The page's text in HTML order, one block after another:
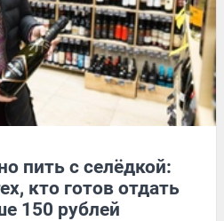
пить с селёдкой:
кто готов отдать
150 рублей